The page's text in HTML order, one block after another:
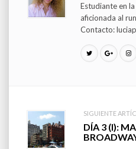
Estudiante en la
aficionada al
Contacto:
Post
SIGUIENTE
DÍA 3 (I):